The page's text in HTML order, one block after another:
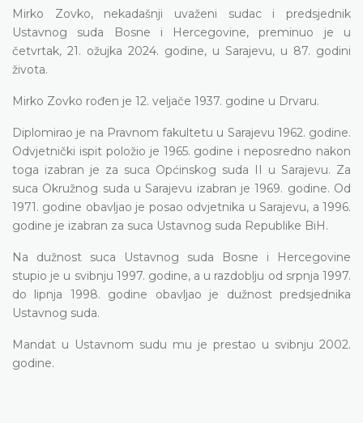
Mirko Zovko, nekadašnji uvaženi sudac i predsjednik
Ustavnog suda Bosne i Hercegovine, preminuo je u
četvrtak, 21. ožujka 2024. godine, u Sarajevu, u 87. godini
života.
Mirko Zovko rođen je 12. veljače 1937. godine u Drvaru.
Diplomirao je na Pravnom fakultetu u Sarajevu 1962. godine.
Odvjetnički ispit položio јe 1965. godine i neposredno nakon
toga izabran јe za suca Općinskog suda II u Sarajevu. Za
suca Okružnog suda u Sarajevu izabran je 1969. godine. Od
1971. godine obavljao je posao odvjetnika u Sarajevu, a 1996.
godine je izabran za suca Ustavnog suda Republike BiH.
Na dužnost suca Ustavnog suda Bosne i Hercegovine
stupio je u svibnju 1997. godine, а u razdoblju od srpnja 1997.
do lipnja 1998. godine obavljao je dužnost predsjednika
Ustavnog suda.
Mandat u Ustavnom sudu mu je prestao u svibnju 2002.
godine.